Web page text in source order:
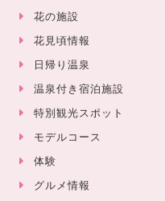
花の施設
花見頃情報
日帰り温泉
温泉付き宿泊施設
特別観光スポット
モデルコース
体験
グルメ情報